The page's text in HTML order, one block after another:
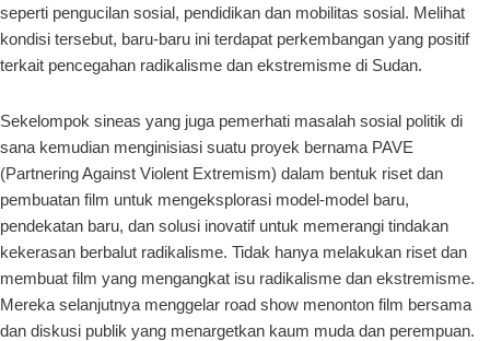
seperti pengucilan sosial, pendidikan dan mobilitas sosial. Melihat
kondisi tersebut, baru-baru ini terdapat perkembangan yang positif
terkait pencegahan radikalisme dan ekstremisme di Sudan.
Sekelompok sineas yang juga pemerhati masalah sosial politik di
sana kemudian menginisiasi suatu proyek bernama PAVE
(Partnering Against Violent Extremism) dalam bentuk riset dan
pembuatan film untuk mengeksplorasi model-model baru,
pendekatan baru, dan solusi inovatif untuk memerangi tindakan
kekerasan berbalut radikalisme. Tidak hanya melakukan riset dan
membuat film yang mengangkat isu radikalisme dan ekstremisme.
Mereka selanjutnya menggelar road show menonton film bersama
dan diskusi publik yang menargetkan kaum muda dan perempuan.